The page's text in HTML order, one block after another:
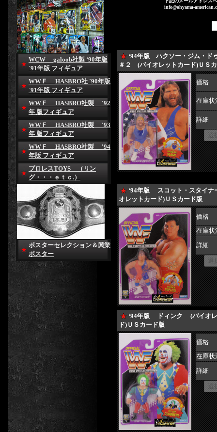
WCW galoob社製 ‘90年版
`91年版 フィギュア
WWＦ HASBRO社 `90年版
`91年版 フィギュア
WWＦ HASBRO社製 '92
年 版フィギュア
WWＦ HASBRO社製 '93
年 版フィギュア
WWＦ HASBRO社製 '94
年版 フィギュア
プロレスTOYS （リン
グ・・・ｅｔｃ.）
ポスターセレクション＆興業
ポスター
info@ohyama-
‘94年版 ハクソー・ジム・
＃２ (バイオレットカード)ＵＳ
価格
在庫状
詳細
‘94年版 スコット・スタイ
オレットカード)ＵＳカード版
価格
在庫状
詳細
‘94年版 ドィンク (バイオレ
ド)ＵＳカード版
価格
在庫状
詳細